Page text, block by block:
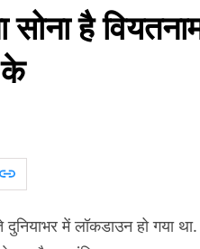
सोना है
दुनियाभर में लॉकडाउन हो गया